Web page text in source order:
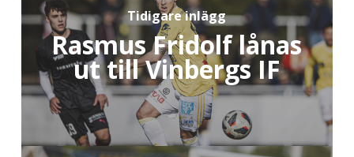
Tidigare inlägg
Rasmus Fridolf lånas
ut till Vinbergs IF